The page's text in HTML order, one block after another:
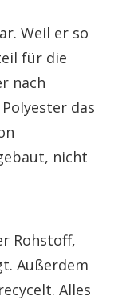
Weil er so
für die
nach
das
nicht
Rohstoff,
Außerdem
Alles